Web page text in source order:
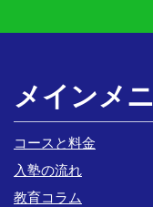
メインメ
コースと料金
入塾の流れ
教育コラム